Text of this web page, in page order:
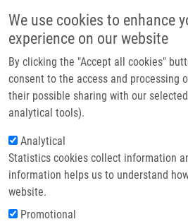
We use cookies to enhance
experience on our website
By clicking the "Accept all cookies"
consent to the access and processing
their possible sharing with our
analytical tools).
Analytical
Statistics cookies collect information
information helps us to understand
website.
Promotional
Header image
Drobečková navigace
Domů Kejklíčková Kateřina